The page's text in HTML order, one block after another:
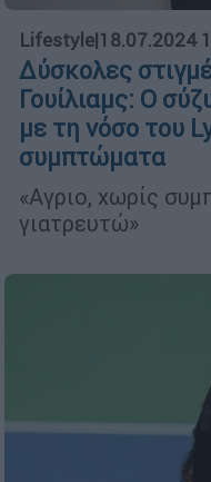
Lifestyle|18.07.2024
Δύσκολες
Γουίλιαμς: Ο
με τη νόσο του
συμπτώματα
«Αγριο, χωρίς
γιατρευτώ»